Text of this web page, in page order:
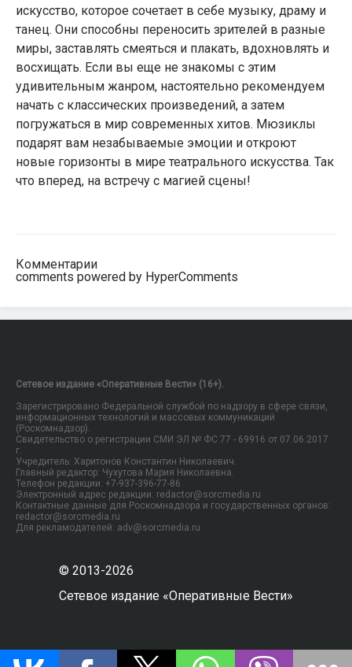
искусство, которое сочетает в себе музыку, драму и
танец. Они способны переносить зрителей в разные
миры, заставлять смеяться и плакать, вдохновлять и
восхищать. Если вы еще не знакомы с этим
удивительным жанром, настоятельно рекомендуем
начать с классических произведений, а затем
погружаться в мир современных хитов. Мюзиклы
подарят вам незабываемые эмоции и откроют
новые горизонты в мире театрального искусства. Так
что вперед, на встречу с магией сцены!
Комментарии
comments powered by HyperComments
Сетевое издание «Оперативные Вести» (16+).
Зарегистрировано Федеральной службой по надзору в сфере связи,
информационных технологий и массовых коммуникаций
(Роскомнадзор).
Свидетельство о регистрации СМИ ЭЛ № ФС 77 - 69916 от 07.06.2017
г.
Учредитель: Харитонов Константин Николаевич.
Главный редактор: Чухутова Мария Николаевна.
Телефон редакции: +7-937-396-77-86
Электронный адрес редакции: redactor@sorcmedia.ru
Контактные данные для Роскомнадзора и государственных органов:
redactor@sorcmedia.ru
Для рекламодателей: adv@sorcmedia.ru
© 2013-2026
Сетевое издание «Оперативные Вести»